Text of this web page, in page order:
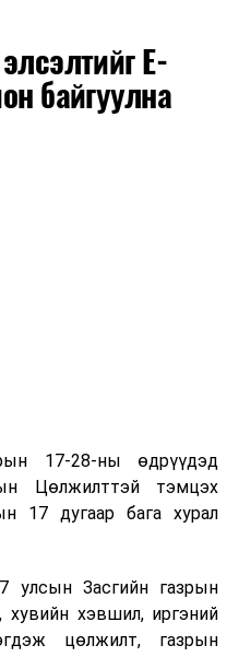
E-
байгуулна
17-28-ны өдрүүдэд
Цөлжилттэй тэмцэх
17 дугаар бага хурал
улсын Засгийн газрын
хувийн хэвшил, иргэний
цөлжилт, газрын